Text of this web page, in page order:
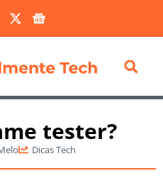
tester?
Dicas Tech